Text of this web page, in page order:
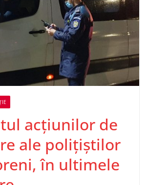
acțiunilor de
ale polițiștilor
în ultimele